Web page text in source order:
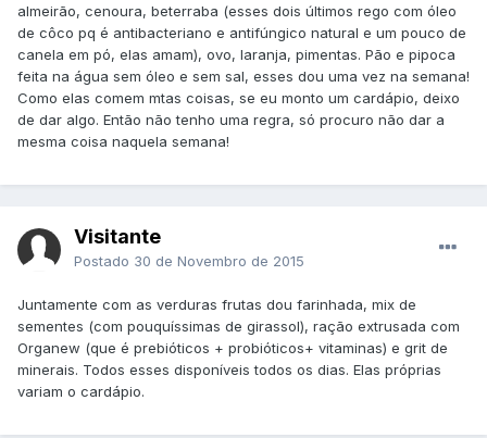
almeirão, cenoura, beterraba (esses dois últimos rego com óleo
de côco pq é antibacteriano e antifúngico natural e um pouco de
canela em pó, elas amam), ovo, laranja, pimentas. Pão e pipoca
feita na água sem óleo e sem sal, esses dou uma vez na semana!
Como elas comem mtas coisas, se eu monto um cardápio, deixo
de dar algo. Então não tenho uma regra, só procuro não dar a
mesma coisa naquela semana!
Visitante
Postado 30 de Novembro de 2015
Juntamente com as verduras frutas dou farinhada, mix de
sementes (com pouquíssimas de girassol), ração extrusada com
Organew (que é prebióticos + probióticos+ vitaminas) e grit de
minerais. Todos esses disponíveis todos os dias. Elas próprias
variam o cardápio.